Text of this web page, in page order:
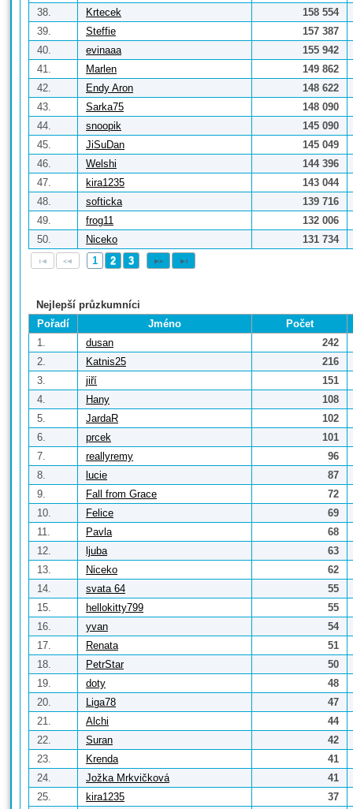
38.
Krtecek
158 554
39.
Steffie
157 387
40.
evinaaa
155 942
41.
Marlen
149 862
42.
Endy Aron
148 622
43.
Sarka75
148 090
44.
snoopik
145 090
45.
JiSuDan
145 049
46.
Welshi
144 396
47.
kira1235
143 044
48.
softicka
139 716
49.
frog11
132 006
50.
Niceko
131 734
1
2 3
Nejlepší průzkumníci
Pořadí
Jméno
Počet
1.
dusan
242
2.
Katnis25
216
3.
jiří
151
4.
Hany
108
5.
JardaR
102
6.
prcek
101
7.
reallyremy
96
8.
lucie
87
9.
Fall from Grace
72
10.
Felice
69
11.
Pavla
68
12.
ljuba
63
13.
Niceko
62
14.
svata 64
55
15.
hellokitty799
55
16.
yvan
54
17.
Renata
51
18.
PetrStar
50
19.
doty
48
20.
Liga78
47
21.
Alchi
44
22.
Suran
42
23.
Krenda
41
24.
Jožka Mrkvičková
41
25.
kira1235
37